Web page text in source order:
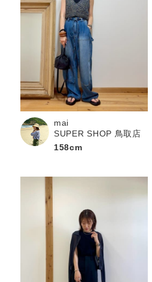
mai
SUPER SHOP 鳥取店
158cm